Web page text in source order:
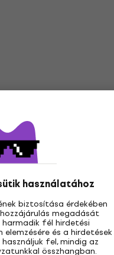
használatához
biztosítása érdekében
megadását
fél hirdetési
és a hirdetések
fel, mindig az
összhangban.